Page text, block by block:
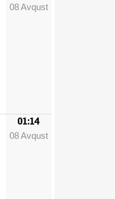
08 Avqust
01:14
08 Avqust